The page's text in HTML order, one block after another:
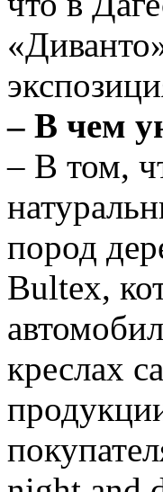
– В чем
– В том,
пород
Bultex,
креслах